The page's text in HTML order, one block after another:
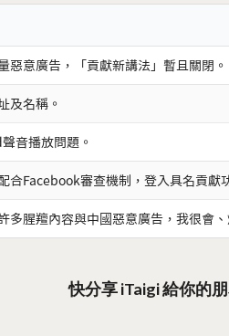
惡意廣告，「貢獻新講法」暫且關閉。
及名稱。
音播放問題。
合Facebook審查機制，登入具名貢獻
多腥羶內容與中國惡意廣告，我很會
快分享 iTaigi 給你的